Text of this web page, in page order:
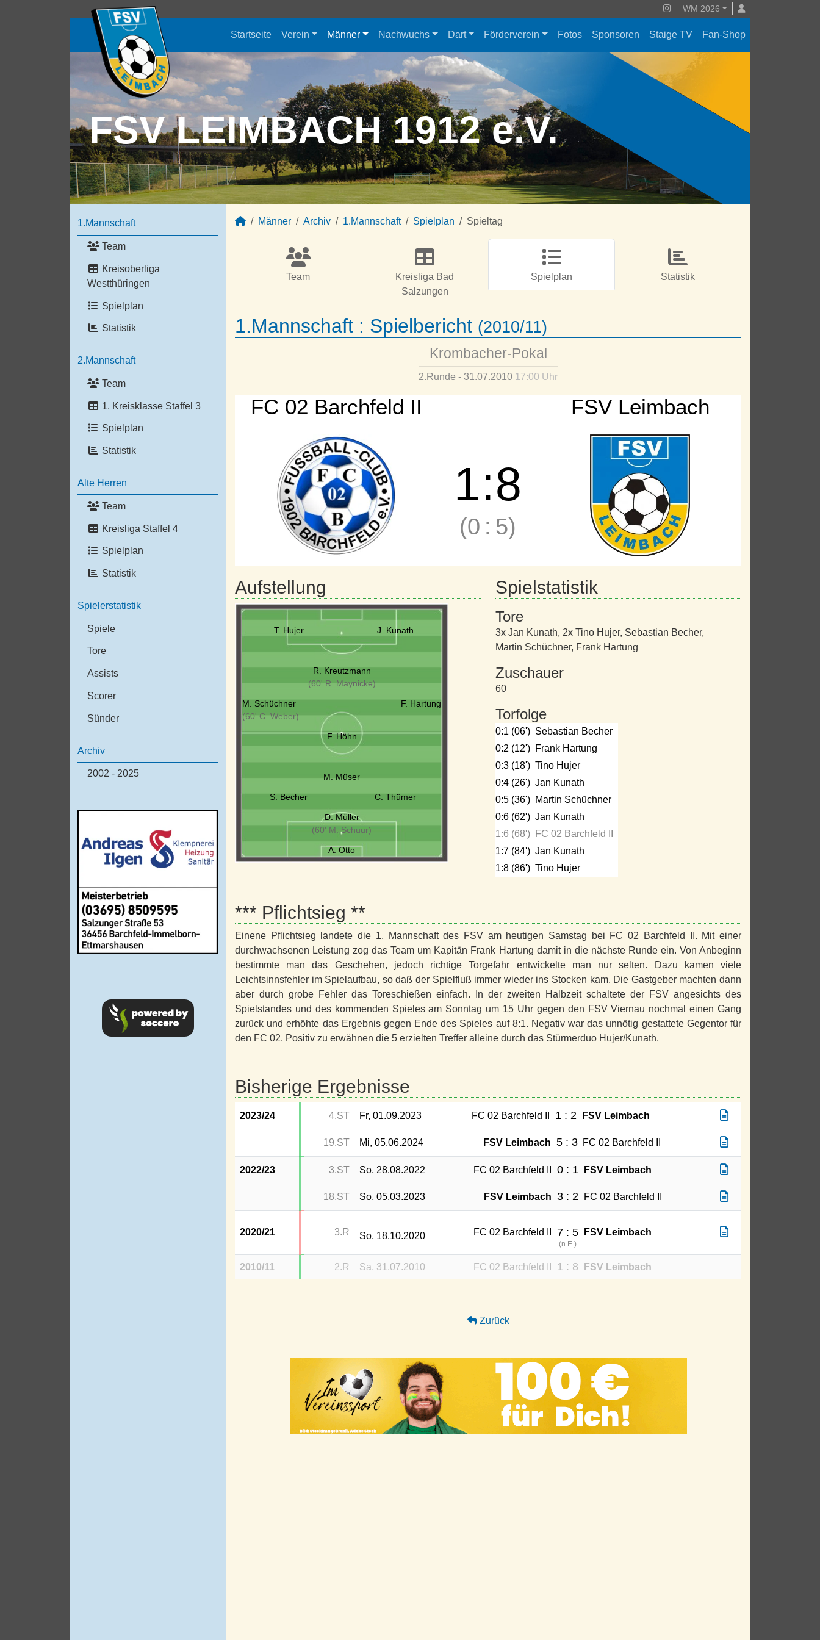
WM 2026
Startseite Verein Männer Nachwuchs Dart Förderverein Fotos Sponsoren Staige TV Fan-Shop
FSV LEIMBACH 1912 e.V.
1.Mannschaft
Team
Kreisoberliga
Westthüringen
Spielplan
Statistik
2.Mannschaft
Team
1. Kreisklasse Staffel 3
Spielplan
Statistik
Alte Herren
Team
Kreisliga Staffel 4
Spielplan
Statistik
Spielerstatistik
Spiele
Tore
Assists
Scorer
Sünder
Archiv
2002 - 2025
Männer Archiv 1.Mannschaft Spielplan Spieltag
Team
Kreisliga Bad
Salzungen
Spielplan Statistik
1.Mannschaft : Spielbericht (2010/11)
Krombacher-Pokal
2.Runde - 31.07.2010 17:00 Uhr
FC 02 Barchfeld II FSV Leimbach
1:8
(0 : 5)
Aufstellung
T. Hujer J. Kunath
R. Kreutzmann
(60' R. Maynicke)
M. Schüchner
(60' C. Weber)
F. Hartung
F. Höhn
M. Müser
S. Becher C. Thümer
D. Müller
(60' M. Schuur)
A. Otto
Spielstatistik
Tore
3x Jan Kunath, 2x Tino Hujer, Sebastian Becher,
Martin Schüchner, Frank Hartung
Zuschauer
60
Torfolge
0:1 (06') Sebastian Becher
0:2 (12') Frank Hartung
0:3 (18') Tino Hujer
0:4 (26') Jan Kunath
0:5 (36') Martin Schüchner
0:6 (62') Jan Kunath
1:6 (68')
FC 02 Barchfeld II
1:7 (84') Jan Kunath
1:8 (86') Tino Hujer
*** Pflichtsieg **
Einene Pflichtsieg landete die 1. Mannschaft des FSV am heutigen Samstag bei FC 02 Barchfeld II. Mit einer
durchwachsenen Leistung zog das Team um Kapitän Frank Hartung damit in die nächste Runde ein. Von Anbeginn
bestimmte man das Geschehen, jedoch richtige Torgefahr entwickelte man nur selten. Dazu kamen viele
Leichtsinnsfehler im Spielaufbau, so daß der Spielfluß immer wieder ins Stocken kam. Die Gastgeber machten dann
aber durch grobe Fehler das Toreschießen einfach. In der zweiten Halbzeit schaltete der FSV angesichts des
Spielstandes und des kommenden Spieles am Sonntag um 15 Uhr gegen den FSV Viernau nochmal einen Gang
zurück und erhöhte das Ergebnis gegen Ende des Spieles auf 8:1. Negativ war das unnötig gestattete Gegentor für
den FC 02. Positiv zu erwähnen die 5 erzielten Treffer alleine durch das Stürmerduo Hujer/Kunath.
Bisherige Ergebnisse
2023/24 4.ST Fr, 01.09.2023 FC 02 Barchfeld II 1 : 2 FSV Leimbach
19.ST Mi, 05.06.2024 FSV Leimbach 5 : 3 FC 02 Barchfeld II
2022/23 3.ST So, 28.08.2022 FC 02 Barchfeld II 0 : 1 FSV Leimbach
18.ST So, 05.03.2023 FSV Leimbach 3 : 2 FC 02 Barchfeld II
2020/21 3.R So, 18.10.2020 FC 02 Barchfeld II 7 : 5
(n.E. )
FSV Leimbach
2010/11 2.R Sa, 31.07.2010 FC 02 Barchfeld II 1 : 8 FSV Leimbach
Zurück